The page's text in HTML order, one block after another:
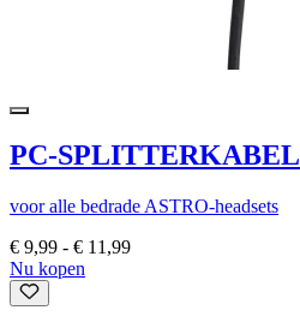
PC-SPLITTERKABEL
voor alle bedrade ASTRO-headsets
€ 9,99 - € 11,99
Nu kopen